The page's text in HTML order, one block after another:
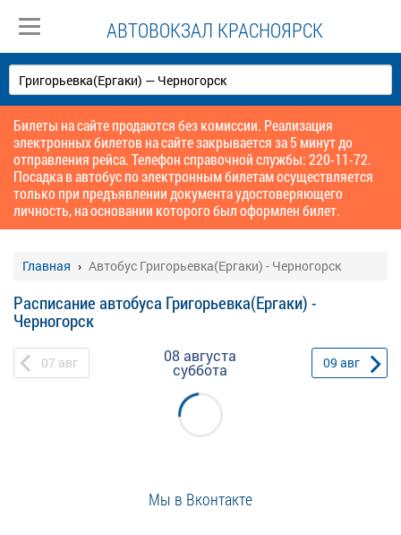
АВТОВОКЗАЛ КРАСНОЯРСК
Билеты на сайте продаются без комиссии. Реализация
электронных билетов на сайте закрывается за 5 минут до
отправления рейса. Телефон справочной службы: 220-11-72.
Посадка в автобус по электронным билетам осуществляется
только при предъявлении документа удостоверяющего
личность, на основании которого был оформлен билет.
Главная Автобус Григорьевка(Ергаки) - Черногорск
Расписание автобуса Григорьевка(Ергаки) -
Черногорск
07 авг 08 августа
суббота 09 авг
Мы в Вконтакте